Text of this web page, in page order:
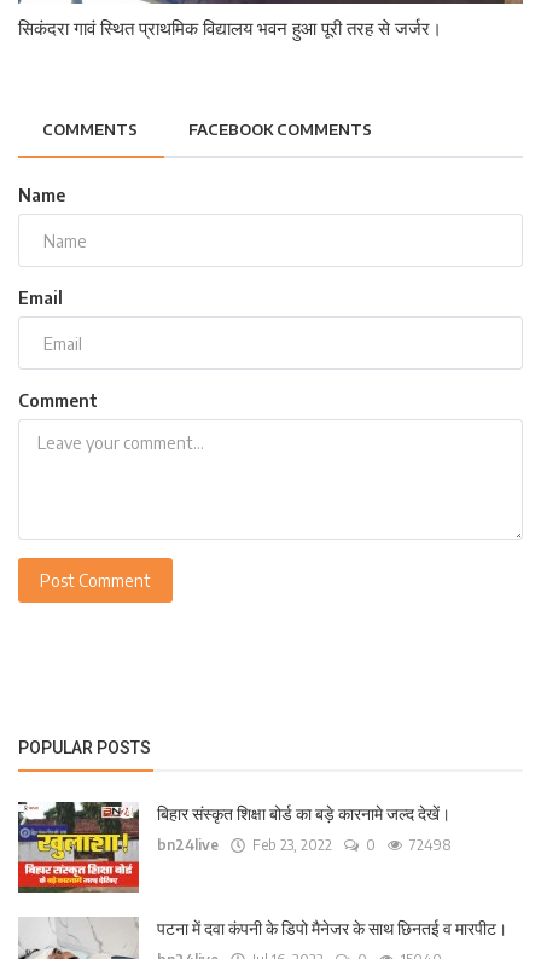
सिकंदरा गावं स्थित प्राथमिक विद्यालय भवन हुआ पूरी तरह से जर्जर।
COMMENTS FACEBOOK COMMENTS
Name
Email
Comment
Post Comment
POPULAR POSTS
बिहार संस्कृत शिक्षा बोर्ड का बड़े कारनामे जल्द देखें।
bn24live Feb 23, 2022 0 72498
पटना में दवा कंपनी के डिपो मैनेजर के साथ छिनतई व मारपीट।